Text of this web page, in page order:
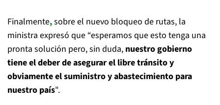
Finalmente,sobre el nuevo bloqueo de rutas, la
ministra expresó que “esperamos que esto tenga una
pronta solución pero, sin duda, nuestro gobierno
tiene el deber de asegurar el libre tránsito y
obviamente el suministro y abastecimiento para
nuestro país".